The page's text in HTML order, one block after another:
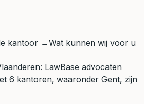
kantoor →Wat kunnen wij voor u
LawBase advocaten
6 kantoren, waaronder Gent, zijn